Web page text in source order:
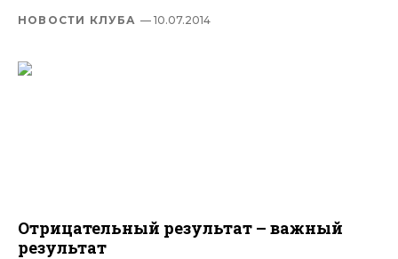
НОВОСТИ КЛУБА — 10.07.2014
Отрицательный результат – важный
результат